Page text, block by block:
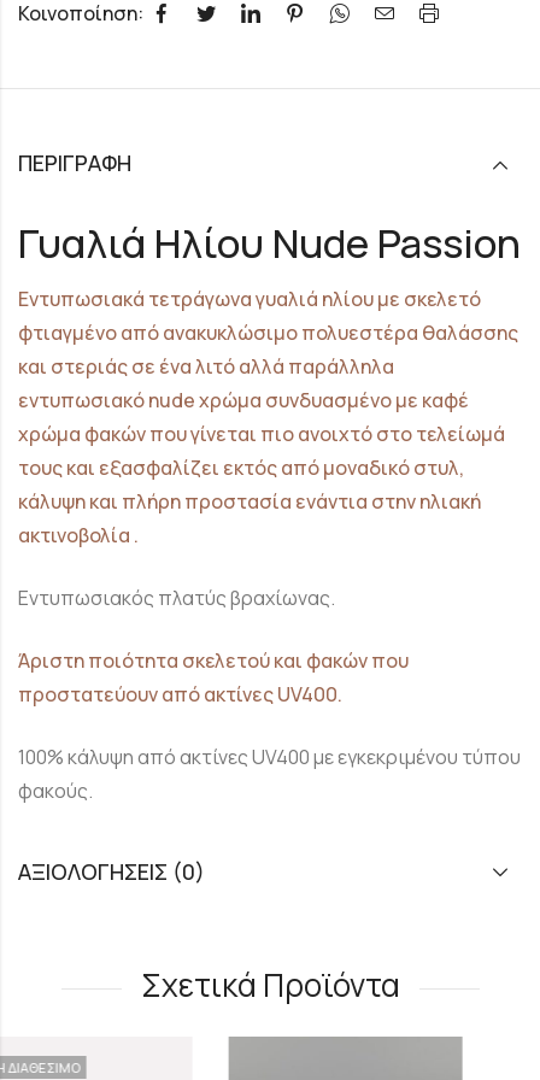
Κοινοποίηση:
ΠΕΡΙΓΡΑΦΉ
Γυαλιά Ηλίου Nude Passion
Εντυπωσιακά τετράγωνα γυαλιά ηλίου με σκελετό
φτιαγμένο από ανακυκλώσιμο πολυεστέρα θαλάσσης
και στεριάς σε ένα λιτό αλλά παράλληλα
εντυπωσιακό nude χρώμα συνδυασμένο με καφέ
χρώμα φακών που γίνεται πιο ανοιχτό στο τελείωμά
τους και εξασφαλίζει εκτός από μοναδικό στυλ,
κάλυψη και πλήρη προστασία ενάντια στην ηλιακή
ακτινοβολία .
Εντυπωσιακός πλατύς βραχίωνας.
Άριστη ποιότητα σκελετού και φακών που
προστατεύουν από ακτίνες UV400.
100% κάλυψη από ακτίνες UV400 με εγκεκριμένου τύπου
φακούς.
ΑΞΙΟΛΟΓΉΣΕΙΣ (0)
Σχετικά Προϊόντα